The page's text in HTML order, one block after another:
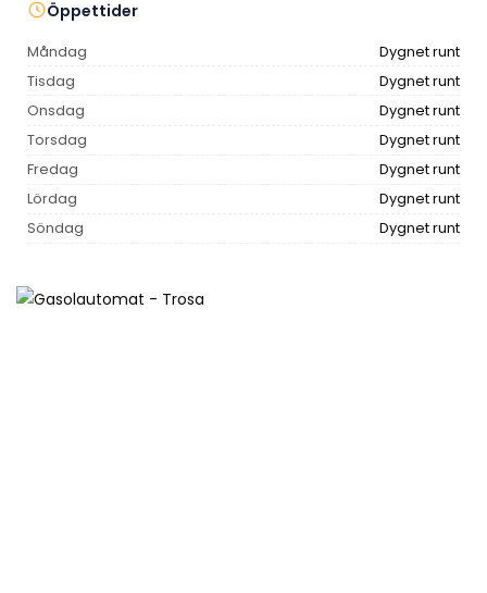
Öppettider
Måndag
Dygnet runt
Tisdag
Dygnet runt
Onsdag
Dygnet runt
Torsdag
Dygnet runt
Fredag
Dygnet runt
Lördag
Dygnet runt
Söndag
Dygnet runt